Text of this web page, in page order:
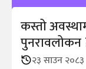
कस्तो
पुनरावलोकन
२३ साउन २०८३